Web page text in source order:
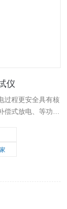
仪
过程更安全具有核
式放电、等功能